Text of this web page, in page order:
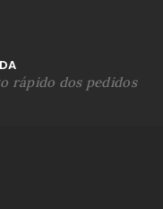
rápido dos pedidos